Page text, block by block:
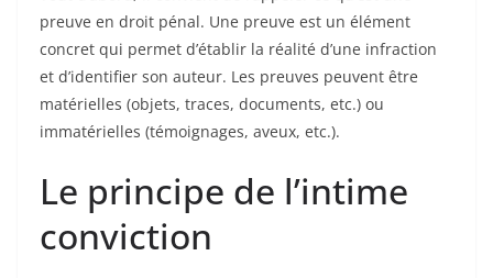
preuve en droit pénal. Une preuve est un élément
concret qui permet d’établir la réalité d’une infraction
et d’identifier son auteur. Les preuves peuvent être
matérielles (objets, traces, documents, etc.) ou
immatérielles (témoignages, aveux, etc.).
Le principe de l’intime
conviction